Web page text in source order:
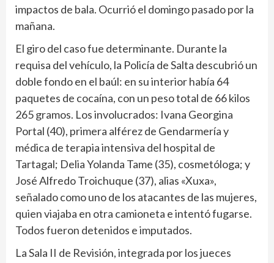
impactos de bala. Ocurrió el domingo pasado por la
mañana.
El giro del caso fue determinante. Durante la
requisa del vehículo, la Policía de Salta descubrió un
doble fondo en el baúl: en su interior había 64
paquetes de cocaína, con un peso total de 66 kilos
265 gramos. Los involucrados: Ivana Georgina
Portal (40), primera alférez de Gendarmería y
médica de terapia intensiva del hospital de
Tartagal; Delia Yolanda Tame (35), cosmetóloga; y
José Alfredo Troichuque (37), alias «Xuxa»,
señalado como uno de los atacantes de las mujeres,
quien viajaba en otra camioneta e intentó fugarse.
Todos fueron detenidos e imputados.
La Sala II de Revisión, integrada por los jueces